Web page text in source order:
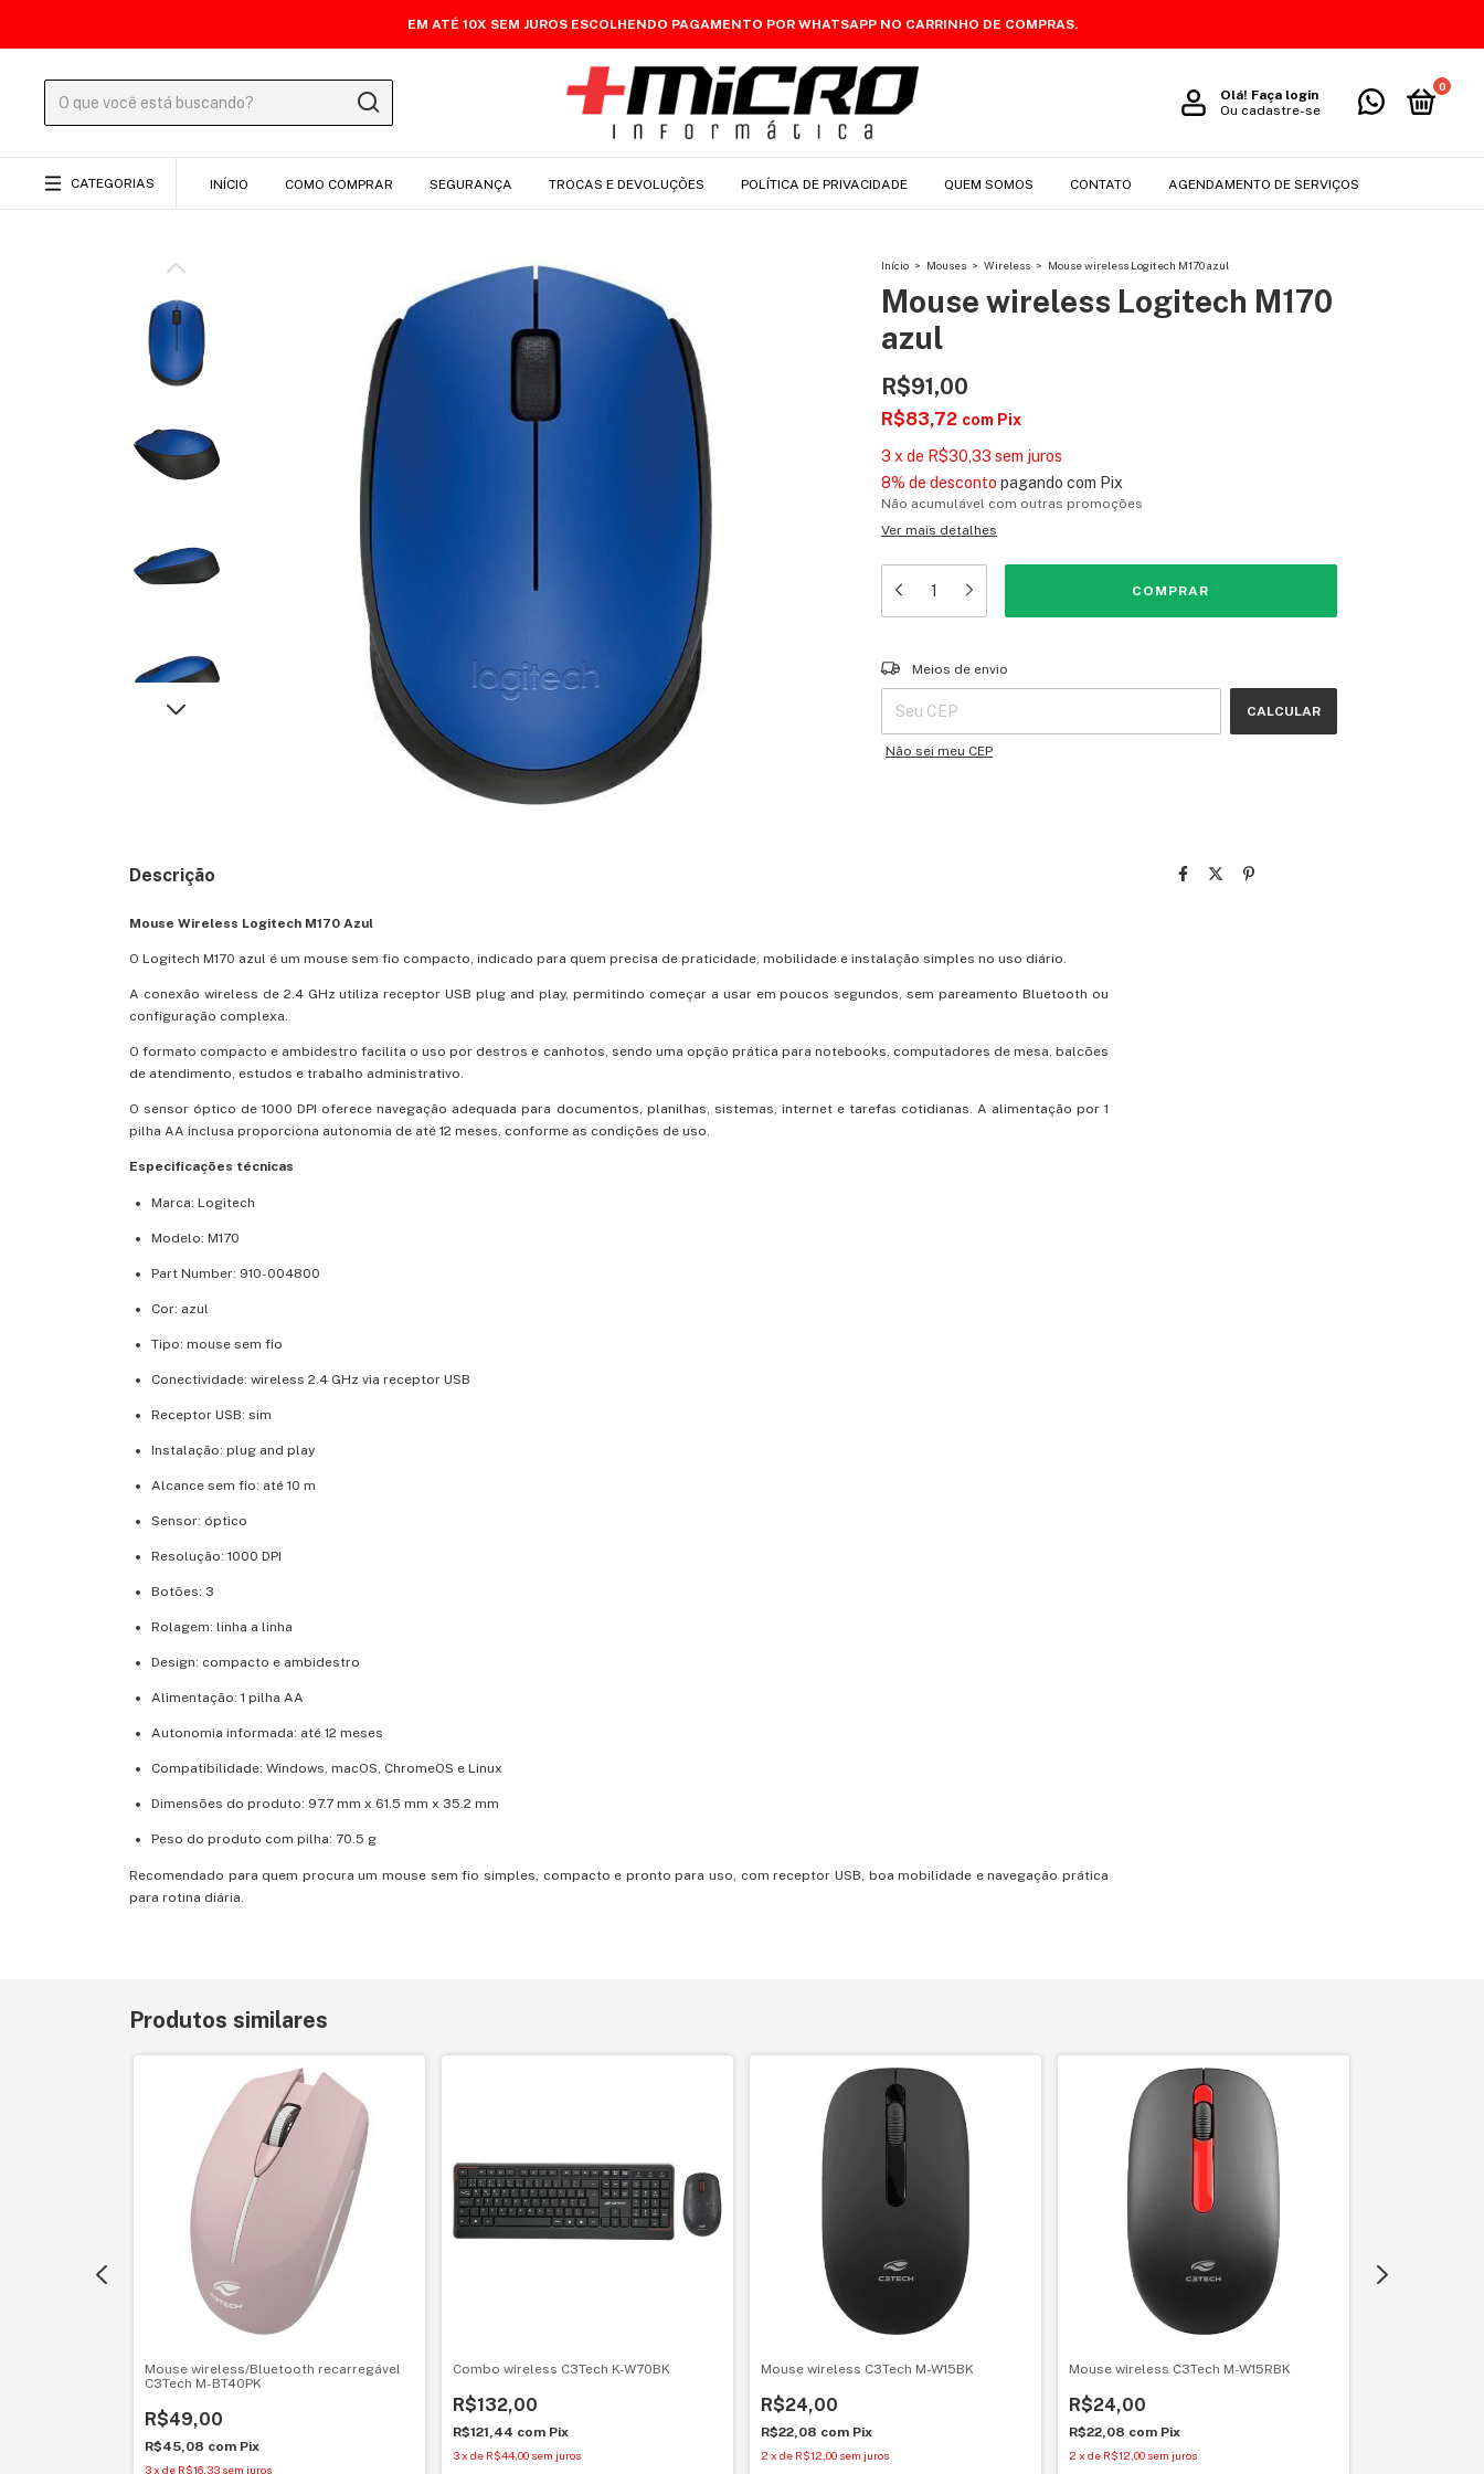
EM ATÉ 10X SEM JUROS ESCOLHENDO PAGAMENTO POR WHATSAPP NO CARRINHO DE COMPRAS.
Olá! Faça login
Ou cadastre-se
0
CATEGORIAS INÍCIO COMO COMPRAR SEGURANÇA TROCAS E DEVOLUÇÕES POLÍTICA DE PRIVACIDADE QUEM SOMOS CONTATO AGENDAMENTO DE SERVIÇOS
Início > Mouses > Wireless > Mouse wireless Logitech M170 azul
Mouse wireless Logitech M170
azul
R$91,00
R$83,72 com Pix
3 x de R$30,33 sem juros
8% de desconto pagando com Pix
Não acumulável com outras promoções
Ver mais detalhes
Entregas para o CEP:
Meios de envio
CALCULAR
Não sei meu CEP
Descrição
Mouse Wireless Logitech M170 Azul
O Logitech M170 azul é um mouse sem fio compacto, indicado para quem precisa de praticidade, mobilidade e instalação simples no uso diário.
A conexão wireless de 2.4 GHz utiliza receptor USB plug and play, permitindo começar a usar em poucos segundos, sem pareamento Bluetooth ou
configuração complexa.
O formato compacto e ambidestro facilita o uso por destros e canhotos, sendo uma opção prática para notebooks, computadores de mesa, balcões
de atendimento, estudos e trabalho administrativo.
O sensor óptico de 1000 DPI oferece navegação adequada para documentos, planilhas, sistemas, internet e tarefas cotidianas. A alimentação por 1
pilha AA inclusa proporciona autonomia de até 12 meses, conforme as condições de uso.
Especificações técnicas
Marca: Logitech
Modelo: M170
Part Number: 910-004800
Cor: azul
Tipo: mouse sem fio
Conectividade: wireless 2.4 GHz via receptor USB
Receptor USB: sim
Instalação: plug and play
Alcance sem fio: até 10 m
Sensor: óptico
Resolução: 1000 DPI
Botões: 3
Rolagem: linha a linha
Design: compacto e ambidestro
Alimentação: 1 pilha AA
Autonomia informada: até 12 meses
Compatibilidade: Windows, macOS, ChromeOS e Linux
Dimensões do produto: 97.7 mm x 61.5 mm x 35.2 mm
Peso do produto com pilha: 70.5 g
Recomendado para quem procura um mouse sem fio simples, compacto e pronto para uso, com receptor USB, boa mobilidade e navegação prática
para rotina diária.
Produtos similares
Mouse wireless/Bluetooth recarregável
C3Tech M-BT40PK
R$49,00
R$45,08 com Pix
3x de R$16,33 sem juros
Combo wireless C3Tech K-W70BK
R$132,00
R$121,44 com Pix
3x de R$44,00 sem juros
Mouse wireless C3Tech M-W15BK
R$24,00
R$22,08 com Pix
2 x de R$12,00 sem juros
Mouse wireless C3Tech M-W15RBK
R$24,00
R$22,08 com Pix
2 x de R$12,00 sem juros